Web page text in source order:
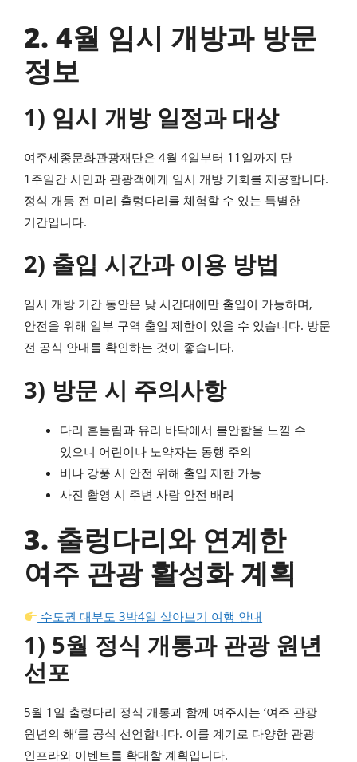
2. 4월 임시 개방과 방문
정보
1) 임시 개방 일정과 대상
여주세종문화관광재단은 4월 4일부터 11일까지 단
1주일간 시민과 관광객에게 임시 개방 기회를 제공합니다.
정식 개통 전 미리 출렁다리를 체험할 수 있는 특별한
기간입니다.
2) 출입 시간과 이용 방법
임시 개방 기간 동안은 낮 시간대에만 출입이 가능하며,
안전을 위해 일부 구역 출입 제한이 있을 수 있습니다. 방문
전 공식 안내를 확인하는 것이 좋습니다.
3) 방문 시 주의사항
다리 흔들림과 유리 바닥에서 불안함을 느낄 수
있으니 어린이나 노약자는 동행 주의
비나 강풍 시 안전 위해 출입 제한 가능
사진 촬영 시 주변 사람 안전 배려
3. 출렁다리와 연계한
여주 관광 활성화 계획
수도권 대부도 3박4일 살아보기 여행 안내
1) 5월 정식 개통과 관광 원년
선포
5월 1일 출렁다리 정식 개통과 함께 여주시는 ‘여주 관광
원년의 해’를 공식 선언합니다. 이를 계기로 다양한 관광
인프라와 이벤트를 확대할 계획입니다.